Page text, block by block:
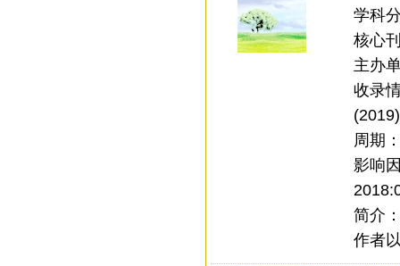
学科
核心
主办
收录
周期
影响
简介
作者